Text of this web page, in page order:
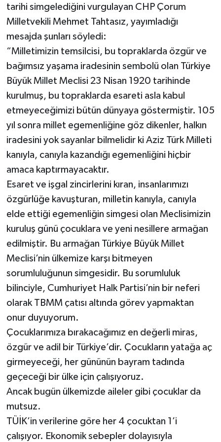
tarihi simgelediğini vurgulayan CHP Çorum
Milletvekili Mehmet Tahtasız, yayımladığı
mesajda şunları söyledi:
“Milletimizin temsilcisi, bu topraklarda özgür ve
bağımsız yaşama iradesinin sembolü olan Türkiye
Büyük Millet Meclisi 23 Nisan 1920 tarihinde
kurulmuş, bu topraklarda esareti asla kabul
etmeyeceğimizi bütün dünyaya göstermiştir. 105
yıl sonra millet egemenliğine göz dikenler, halkın
iradesini yok sayanlar bilmelidir ki Aziz Türk Milleti
kanıyla, canıyla kazandığı egemenliğini hiçbir
amaca kaptırmayacaktır.
Esaret ve işgal zincirlerini kıran, insanlarımızı
özgürlüğe kavuşturan, milletin kanıyla, canıyla
elde ettiği egemenliğin simgesi olan Meclisimizin
kuruluş günü çocuklara ve yeni nesillere armağan
edilmiştir. Bu armağan Türkiye Büyük Millet
Meclisi’nin ülkemize karşı bitmeyen
sorumluluğunun simgesidir. Bu sorumluluk
bilinciyle, Cumhuriyet Halk Partisi’nin bir neferi
olarak TBMM çatısı altında görev yapmaktan
onur duyuyorum.
Çocuklarımıza bırakacağımız en değerli miras,
özgür ve adil bir Türkiye’dir. Çocukların yatağa aç
girmeyeceği, her gününün bayram tadında
geçeceği bir ülke için çalışıyoruz.
Ancak bugün ülkemizde aileler gibi çocuklar da
mutsuz.
TÜİK’in verilerine göre her 4 çocuktan 1’i
çalışıyor. Ekonomik sebepler dolayısıyla